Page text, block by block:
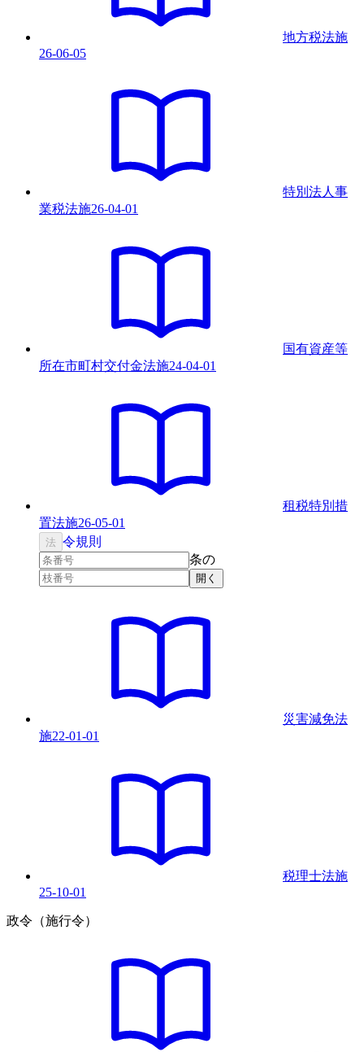
地方税法施
26-06-05
特別法人事
業税法施26-04-01
国有資産等
所在市町村交付金法施24-04-01
租税特別措
置法施26-05-01
法 令規則
条の
開く
災害減免法
施22-01-01
税理士法施
25-10-01
政令（施行令）